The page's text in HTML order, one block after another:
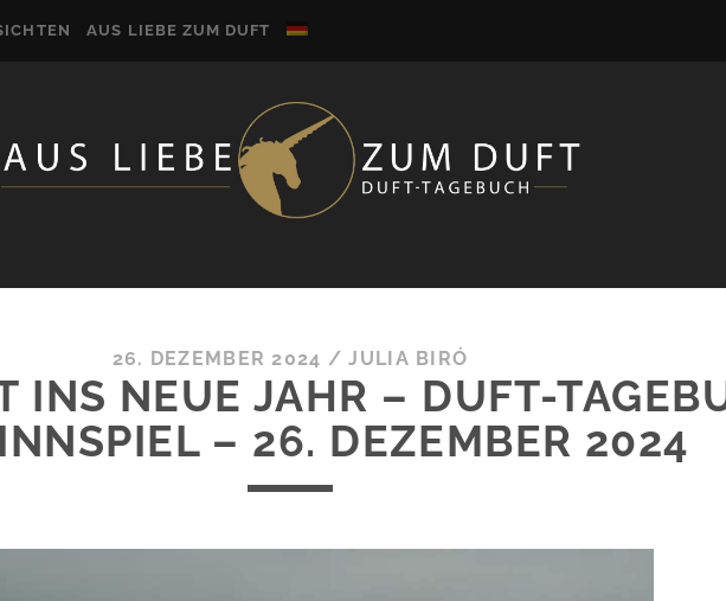
AUS LIEBE ZUM DUFT
26. DEZEMBER 2024 /JULIA BIRÓ
INS NEUE JAHR – DUFT-
– 26. DEZEMBER 2024